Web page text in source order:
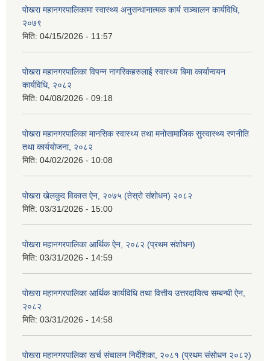
पोखरा महानगरपालिकामा स्वास्थ्य अनुसन्धानात्मक कार्य सञ्चालन कार्यविधि,
२०७९
मिति: 04/15/2026 - 11:57
पोखरा महानगरपालिका विपन्न नागरिकहरुलाई स्वास्थ्य बिमा कार्यान्वयन
कार्यविधि, २०८२
मिति: 04/08/2026 - 09:18
पोखरा महानगरपालिका मानसिक स्वास्थ्य तथा मनोसामाजिक सुस्वास्थ्य रणनीति
तथा कार्ययोजना, २०८२
मिति: 04/02/2026 - 10:08
पोखरा खेलकुद विकास ऐन, २०७५ (तेस्रो संशोधन) २०८२
मिति: 03/31/2026 - 15:00
पोखरा महानगरपालिका आर्थिक ऐन, २०८२ (प्रथम संशोधन)
मिति: 03/31/2026 - 14:59
पोखरा महानगरपालिका आर्थिक कार्यविधि तथा वित्तीय उत्तरदायित्व सम्बन्धी ऐन,
२०८२
मिति: 03/31/2026 - 14:58
पोखरा महानगरपालिका खर्च संचालन निर्देशिका, २०८१ (प्रथम संसोधन २०८२)